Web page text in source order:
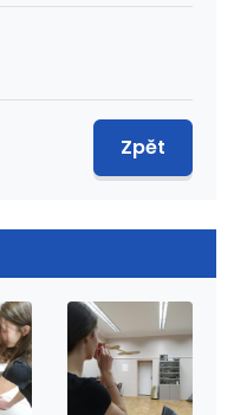
Zpět